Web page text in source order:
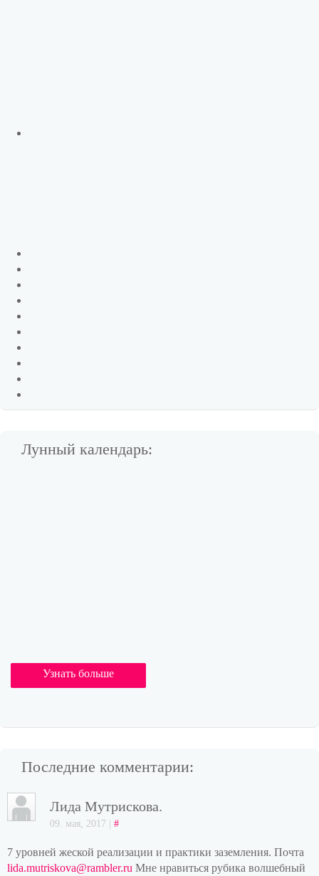
Лунный календарь:
Узнать больше
Последние комментарии:
Лида Мутрискова.
09. мая, 2017 | #
7 уровней жеской реализации и практики заземления. Почта
lida.mutriskova@rambler.ru Мне нравиться рубика волшебный